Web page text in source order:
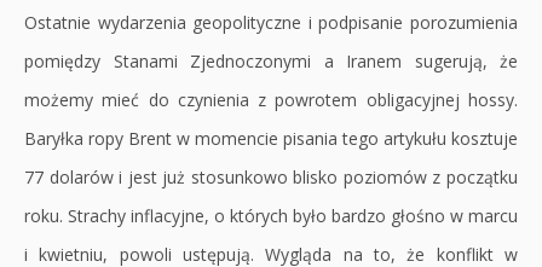
Ostatnie wydarzenia geopolityczne i podpisanie porozumienia
pomiędzy Stanami Zjednoczonymi a Iranem sugerują, że
możemy mieć do czynienia z powrotem obligacyjnej hossy.
Baryłka ropy Brent w momencie pisania tego artykułu kosztuje
77 dolarów i jest już stosunkowo blisko poziomów z początku
roku. Strachy inflacyjne, o których było bardzo głośno w marcu
i kwietniu, powoli ustępują. Wygląda na to, że konflikt w